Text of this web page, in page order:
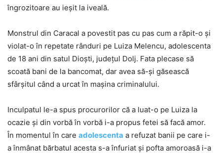
îngrozitoare au ieșit la iveală.
Monstrul din Caracal a povestit pas cu pas cum a răpit-o și
violat-o în repetate rânduri pe Luiza Melencu, adolescenta
de 18 ani din satul Dioști, județul Dolj. Fata plecase să
scoată bani de la bancomat, dar avea să-și găsească
sfârșitul când a urcat în mașina criminalului.
Inculpatul le-a spus procurorilor că a luat-o pe Luiza la
ocazie și din vorbă în vorbă i-a propus fetei să facă amor.
În momentul în care adolescenta a refuzat banii pe care i-
a înmânat bărbatul acesta s-a înfuriat și pofta amoroasă i-a